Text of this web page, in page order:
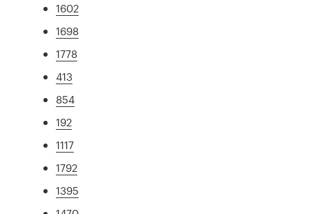
1602
1698
1778
413
854
192
1117
1792
1395